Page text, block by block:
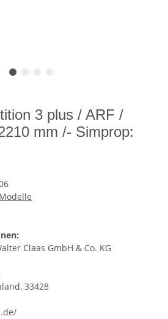
3 plus / ARF /
mm /- Simprop:
Claas GmbH & Co. KG
33428